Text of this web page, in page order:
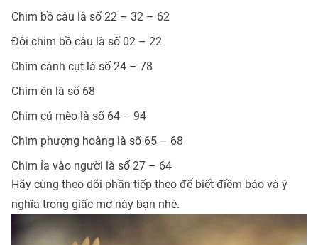
Chim bồ câu là số 22 – 32 – 62
Đôi chim bồ câu là số 02 – 22
Chim cánh cụt là số 24 – 78
Chim én là số 68
Chim cú mèo là số 64 – 94
Chim phượng hoàng là số 65 – 68
Chim ỉa vào người là số 27 – 64
Hãy cùng theo dõi phần tiếp theo để biết điềm báo và ý
nghĩa trong giấc mơ này bạn nhé.